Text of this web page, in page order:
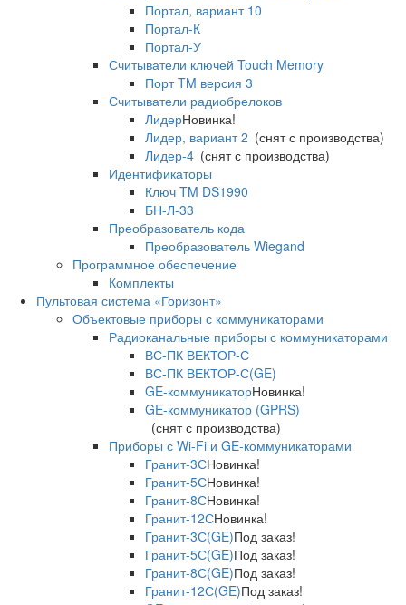
Портал, вариант 10
Портал-К
Портал-У
Считыватели ключей Touch Memory
Порт TM версия 3
Считыватели радиобрелоков
ЛидерНовинка!
Лидер, вариант 2 (снят с производства)
Лидер-4 (снят с производства)
Идентификаторы
Ключ TM DS1990
БН-Л-33
Преобразователь кода
Преобразователь Wiegand
Программное обеспечение
Комплекты
Пультовая система «Горизонт»
Объектовые приборы с коммуникаторами
Радиоканальные приборы с коммуникаторами
ВС-ПК ВЕКТОР-С
ВС-ПК ВЕКТОР-С(GE)
GE-коммуникаторНовинка!
GE-коммуникатор (GPRS)
(снят с производства)
Приборы с Wi-Fi и GE-коммуникаторами
Гранит-3СНовинка!
Гранит-5СНовинка!
Гранит-8СНовинка!
Гранит-12СНовинка!
Гранит-3С(GE)Под заказ!
Гранит-5С(GE)Под заказ!
Гранит-8С(GE)Под заказ!
Гранит-12С(GE)Под заказ!